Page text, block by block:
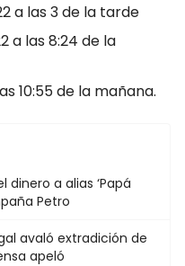
a las 3 de la tarde
a las 8:24 de la
10:55 de la mañana.
dinero a alias ‘Papá
Petro
avaló extradición de
apeló